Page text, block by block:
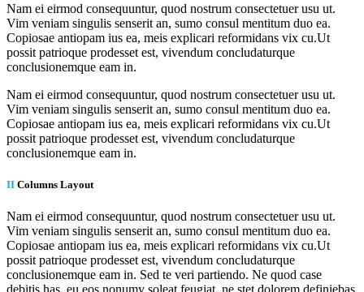
Nam ei eirmod consequuntur, quod nostrum consectetuer usu ut.
Vim veniam singulis senserit an, sumo consul mentitum duo ea.
Copiosae antiopam ius ea, meis explicari reformidans vix cu.Ut
possit patrioque prodesset est, vivendum concludaturque
conclusionemque eam in.
Nam ei eirmod consequuntur, quod nostrum consectetuer usu ut.
Vim veniam singulis senserit an, sumo consul mentitum duo ea.
Copiosae antiopam ius ea, meis explicari reformidans vix cu.Ut
possit patrioque prodesset est, vivendum concludaturque
conclusionemque eam in.
II Columns Layout
Nam ei eirmod consequuntur, quod nostrum consectetuer usu ut.
Vim veniam singulis senserit an, sumo consul mentitum duo ea.
Copiosae antiopam ius ea, meis explicari reformidans vix cu.Ut
possit patrioque prodesset est, vivendum concludaturque
conclusionemque eam in. Sed te veri partiendo. Ne quod case